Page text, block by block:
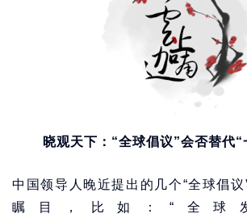
晓观天下：“全球倡议”会否替代“
中国领导人晚近提出的几个“全球倡议
瞩目，比如：“全球